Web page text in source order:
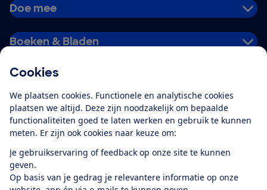
Cookies
We plaatsen cookies. Functionele en analytische cookies
plaatsen we altijd. Deze zijn noodzakelijk om bepaalde
functionaliteiten goed te laten werken en gebruik te kunnen
meten. Er zijn ook cookies naar keuze om:
Je gebruikservaring of feedback op onze site te kunnen
geven.
Op basis van je gedrag je relevantere informatie op onze
Doe mee
Boeken & Bladen
Alles over de
app